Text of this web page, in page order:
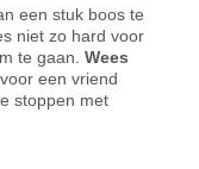
een stuk boos te
niet zo hard voor
te gaan.Wees
een vriend
stoppen met